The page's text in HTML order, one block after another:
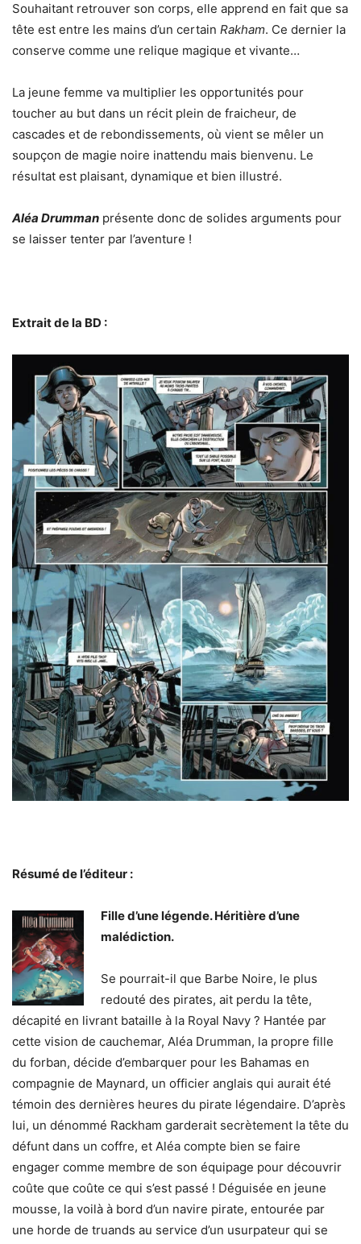
Souhaitant retrouver son corps, elle apprend en fait que sa
tête est entre les mains d’un certain Rakham. Ce dernier la
conserve comme une relique magique et vivante…
La jeune femme va multiplier les opportunités pour
toucher au but dans un récit plein de fraicheur, de
cascades et de rebondissements, où vient se mêler un
soupçon de magie noire inattendu mais bienvenu. Le
résultat est plaisant, dynamique et bien illustré.
Aléa Drumman présente donc de solides arguments pour
se laisser tenter par l’aventure !
Extrait de la BD :
Résumé de l’éditeur :
Fille d’une légende. Héritière d’une
malédiction.
Se pourrait-il que Barbe Noire, le plus
redouté des pirates, ait perdu la tête,
décapité en livrant bataille à la Royal Navy ? Hantée par
cette vision de cauchemar, Aléa Drumman, la propre fille
du forban, décide d’embarquer pour les Bahamas en
compagnie de Maynard, un officier anglais qui aurait été
témoin des dernières heures du pirate légendaire. D’après
lui, un dénommé Rackham garderait secrètement la tête du
défunt dans un coffre, et Aléa compte bien se faire
engager comme membre de son équipage pour découvrir
coûte que coûte ce qui s’est passé ! Déguisée en jeune
mousse, la voilà à bord d’un navire pirate, entourée par
une horde de truands au service d’un usurpateur qui se